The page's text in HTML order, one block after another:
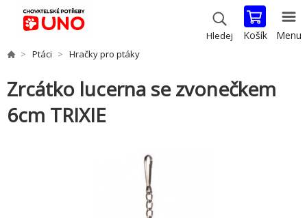
Hledej Košík Menu
Ptáci Hračky pro ptáky
Zrcátko lucerna se zvonečkem
6cm TRIXIE